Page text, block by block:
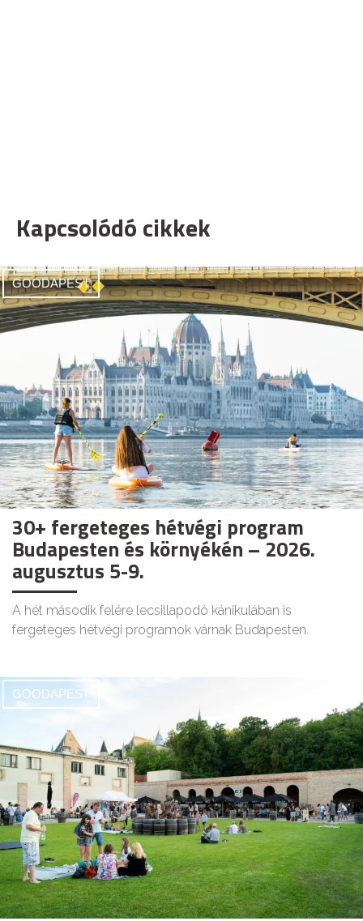
Kapcsolódó cikkek
GOODAPEST
30+ fergeteges hétvégi program
Budapesten és környékén – 2026.
augusztus 5-9.
A hét második felére lecsillapodó kánikulában is
fergeteges hétvégi programok várnak Budapesten.
GOODAPEST